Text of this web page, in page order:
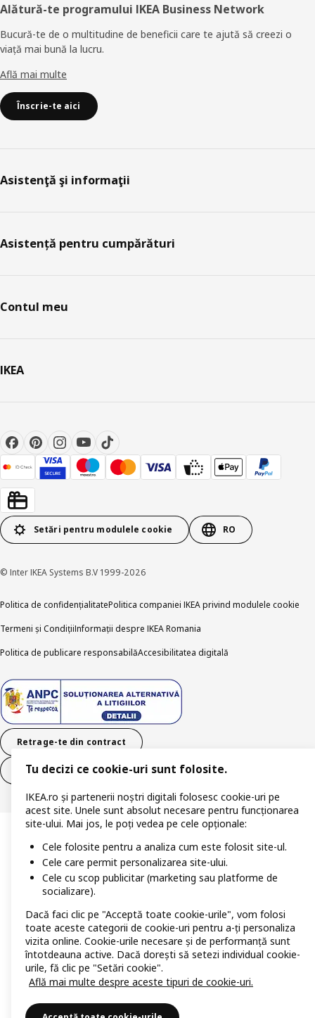
Alătură-te programului IKEA Business Network
Bucură-te de o multitudine de beneficii care te ajută să creezi o
viață mai bună la lucru.
Află mai multe
Înscrie-te aici
Asistenţă şi informaţii
Asistență pentru cumpărături
Contul meu
IKEA
Setări pentru modulele cookie RO
© Inter IKEA Systems B.V 1999-2026
Politica de confidențialitatePolitica companiei IKEA privind modulele cookie
Termeni și CondițiiInformații despre IKEA Romania
Politica de publicare responsabilăAccesibilitatea digitală
Retrage-te din contract
Retrage-te din contract (servicii)
Tu decizi ce cookie-uri sunt folosite.
IKEA.ro și partenerii noștri digitali folosesc cookie-uri pe
acest site. Unele sunt absolut necesare pentru funcționarea
site-ului. Mai jos, le poți vedea pe cele opționale:
Cele folosite pentru a analiza cum este folosit site-ul.
Cele care permit personalizarea site-ului.
Cele cu scop publicitar (marketing sau platforme de
socializare).
Dacă faci clic pe "Acceptă toate cookie-urile", vom folosi
toate aceste categorii de cookie-uri pentru a-ți personaliza
vizita online. Cookie-urile necesare și de performanță sunt
întotdeauna active. Dacă dorești să setezi individual cookie-
urile, fă clic pe "Setări cookie".
Află mai multe despre aceste tipuri de cookie-uri.